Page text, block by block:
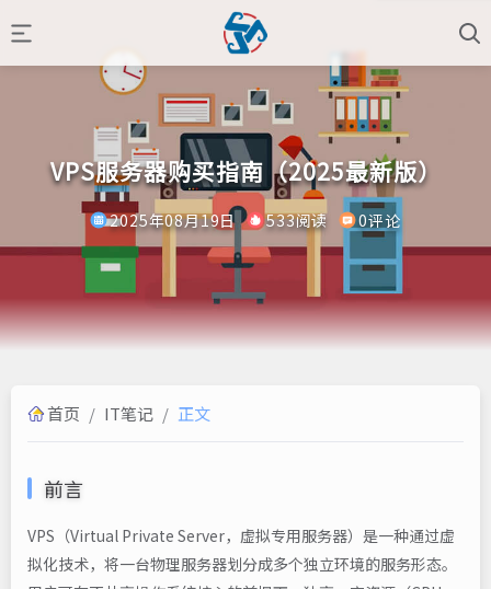
VPS服务器购买指南（2025最新版）
2025年08月19日 533阅读 0评论
首页 / IT笔记 / 正文
前言
VPS（Virtual Private Server，虚拟专用服务器）是一种通过虚
拟化技术，将一台物理服务器划分成多个独立环境的服务形态。